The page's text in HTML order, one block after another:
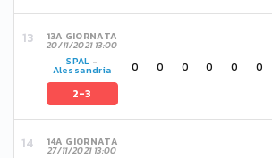
13A GIORNATA
20/11/2021 13:00
SPAL -
Alessandria
2-3
0 0 0 0 0 0
14A GIORNATA
27/11/2021 13:00